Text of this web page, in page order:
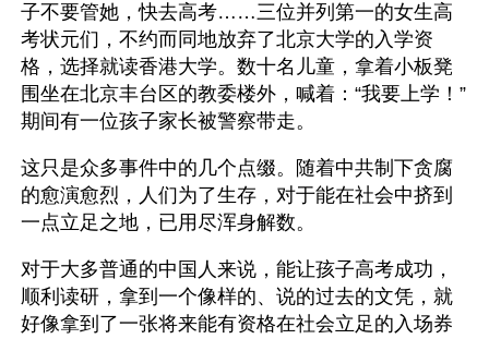
子不要管她，快去高考……三位并列第一的女生高
考状元们，不约而同地放弃了北京大学的入学资
格，选择就读香港大学。数十名儿童，拿着小板凳
围坐在北京丰台区的教委楼外，喊着：“我要上学！”
期间有一位孩子家长被警察带走。
这只是众多事件中的几个点缀。随着中共制下贪腐
的愈演愈烈，人们为了生存，对于能在社会中挤到
一点立足之地，已用尽浑身解数。
对于大多普通的中国人来说，能让孩子高考成功，
顺利读研，拿到一个像样的、说的过去的文凭，就
好像拿到了一张将来能有资格在社会立足的入场券